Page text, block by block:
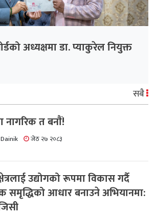
अध्यक्षमा डा. प्याकुरेल नियुक्त
सबै
नागरिक त बनाैं!
जेठ २७ २०८३
उद्योगको रूपमा विकास गर्दै
समृद्धिको आधार बनाउने अभियानमा: